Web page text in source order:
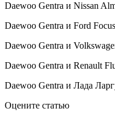
Daewoo Gentra и Nissan
Daewoo Gentra и Ford Focus
Daewoo Gentra и
Daewoo Gentra и Renault
Daewoo Gentra и Лада
Оцените статью